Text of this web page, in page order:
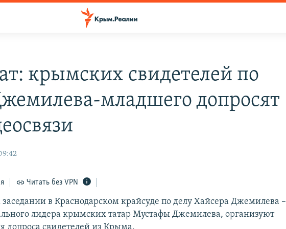
крымских свидетелей по
младшего допросят
Читать без VPN
в Краснодарском крайсуде по делу Хайсера Джемилева –
лидера крымских татар Мустафы Джемилева, организуют